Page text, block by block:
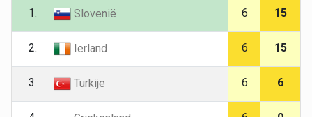
1. Slovenië 6 15
2. Ierland 6 15
3. Turkije 6 6